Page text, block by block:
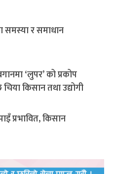
‘लुपर’ को प्रकोप
किसान तथा उद्योगी
प्रभावित, किसान